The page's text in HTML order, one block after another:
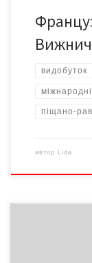
видобуток
піщано-
автор Lida